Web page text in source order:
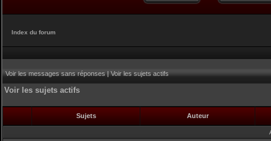
Index du forum
Voir les messages sans réponses|Voir les sujets actifs
Voir les sujets actifs
Sujets Auteur